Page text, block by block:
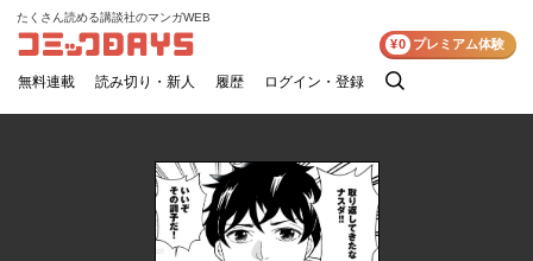
コミックDAYS
たくさん読める講談社のマンガWEB
無料連載 読み切り・新人 履歴 ログイン・登録
検
¥0 プレミアム体験